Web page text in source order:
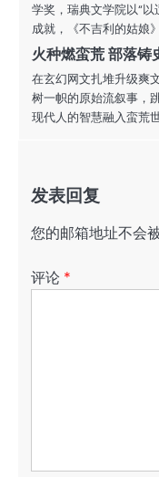
学奖，瑞典文学院以“
成就，《不吉利的姑娘
火种燃蛮荒 部落
在玄幻网文扎堆升级爽
树一帜的原始流叙事，
现代人的智慧融入蛮荒
发表回复
您的邮箱地址不会被
评论 *